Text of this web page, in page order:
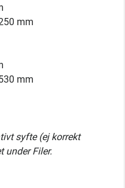
mm
mm
syfte (ej korrekt
under Filer.